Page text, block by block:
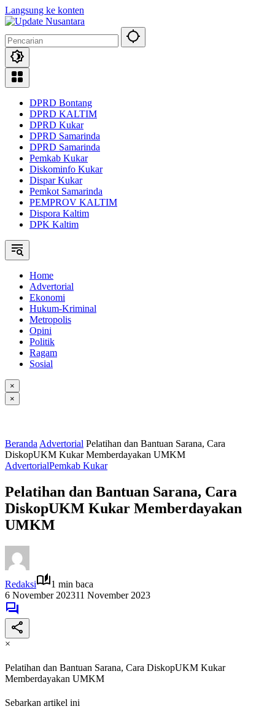
Langsung ke konten
DPRD Bontang
DPRD KALTIM
DPRD Kukar
DPRD Samarinda
DPRD Samarinda
Pemkab Kukar
Diskominfo Kukar
Dispar Kukar
Pemkot Samarinda
PEMPROV KALTIM
Dispora Kaltim
DPK Kaltim
Home
Advertorial
Ekonomi
Hukum-Kriminal
Metropolis
Opini
Politik
Ragam
Sosial
×
×
Beranda Advertorial Pelatihan dan Bantuan Sarana, Cara
DiskopUKM Kukar Memberdayakan UMKM
AdvertorialPemkab Kukar
Pelatihan dan Bantuan Sarana, Cara
DiskopUKM Kukar Memberdayakan
UMKM
Redaksi
1 min baca
6 November 202311 November 2023
×
Pelatihan dan Bantuan Sarana, Cara DiskopUKM Kukar
Memberdayakan UMKM
Sebarkan artikel ini